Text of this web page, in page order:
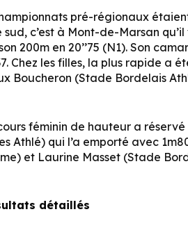
pré-régionaux
sud, c’est à Mont-de-Marsan
200m en 20’’75 (N1). Son
Chez les filles, la plus rapide a
Boucheron (Stade Bordelais
féminin de hauteur a
Athlé) qui l’a emporté avec
et Laurine Masset (Stade
détaillés